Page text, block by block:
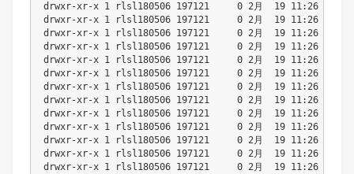
drwxr-xr-x 1 rlsl180506 197121     0 2月  19 11:26
drwxr-xr-x 1 rlsl180506 197121     0 2月  19 11:26
drwxr-xr-x 1 rlsl180506 197121     0 2月  19 11:26
drwxr-xr-x 1 rlsl180506 197121     0 2月  19 11:26
drwxr-xr-x 1 rlsl180506 197121     0 2月  19 11:26
drwxr-xr-x 1 rlsl180506 197121     0 2月  19 11:26
drwxr-xr-x 1 rlsl180506 197121     0 2月  19 11:26
drwxr-xr-x 1 rlsl180506 197121     0 2月  19 11:26
drwxr-xr-x 1 rlsl180506 197121     0 2月  19 11:26
drwxr-xr-x 1 rlsl180506 197121     0 2月  19 11:26
drwxr-xr-x 1 rlsl180506 197121     0 2月  19 11:26
drwxr-xr-x 1 rlsl180506 197121     0 2月  19 11:26
drwxr-xr-x 1 rlsl180506 197121     0 2月  19 11:26